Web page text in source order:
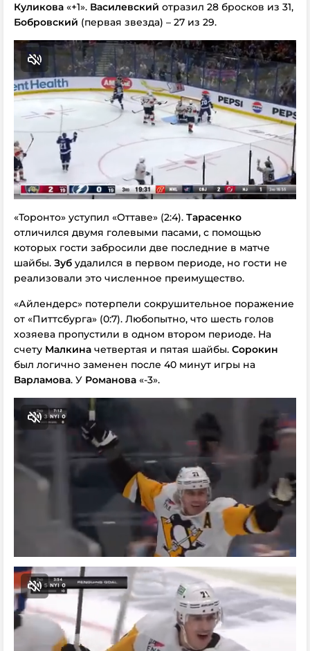
Куликова «+1». Василевский отразил 28 бросков из 31,
Бобровский (первая звезда) – 27 из 29.
«Торонто» уступил «Оттаве» (2:4). Тарасенко
отличился двумя голевыми пасами, с помощью
которых гости забросили две последние в матче
шайбы. Зуб удалился в первом периоде, но гости не
реализовали это численное преимущество.
«Айлендерс» потерпели сокрушительное поражение
от «Питтсбурга» (0:7). Любопытно, что шесть голов
хозяева пропустили в одном втором периоде. На
счету Малкина четвертая и пятая шайбы. Сорокин
был логично заменен после 40 минут игры на
Варламова. У Романова «-3».